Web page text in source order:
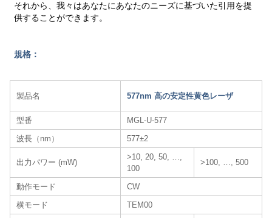
それから、我々はあなたにあなたのニーズに基づいた引用を提
供することができます。
規格：
製品名 577nm 高の安定性黄色レーザ​
型番
MGL-U-577
波長（nm）
577±2
出力パワー (mW)
>10, 20, 50, …,
100
>100, …, 500
動作モード
CW
横モード
TEM00